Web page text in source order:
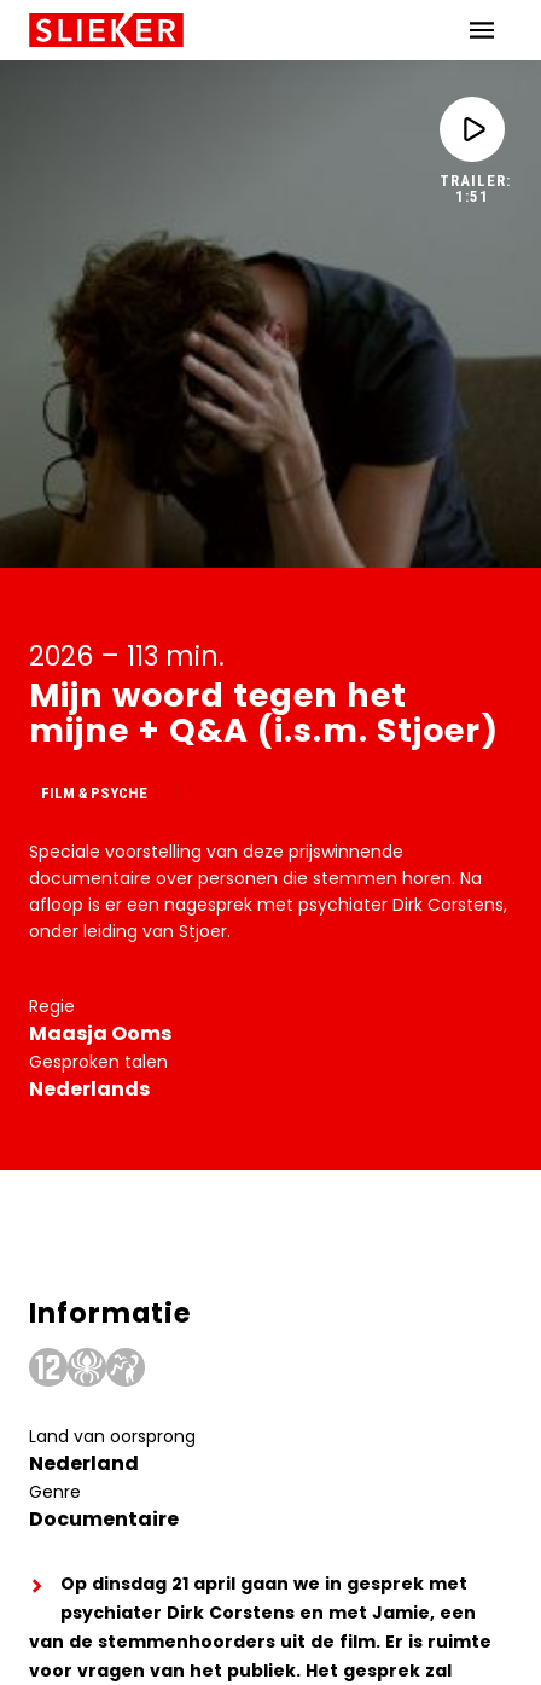
Skiplinks
TRAILER:
1:51
2026 – 113 min.
Mijn woord tegen het
mijne + Q&A (i.s.m. Stjoer)
FILM & PSYCHE
Speciale voorstelling van deze prijswinnende
documentaire over personen die stemmen horen. Na
afloop is er een nagesprek met psychiater Dirk Corstens,
onder leiding van Stjoer.
Regie
Maasja Ooms
Gesproken talen
Nederlands
Informatie
Land van oorsprong
Nederland
Genre
Documentaire
Op dinsdag 21 april gaan we in gesprek met
psychiater Dirk Corstens en met Jamie, een
van de stemmenhoorders uit de film. Er is ruimte
voor vragen van het publiek. Het gesprek zal